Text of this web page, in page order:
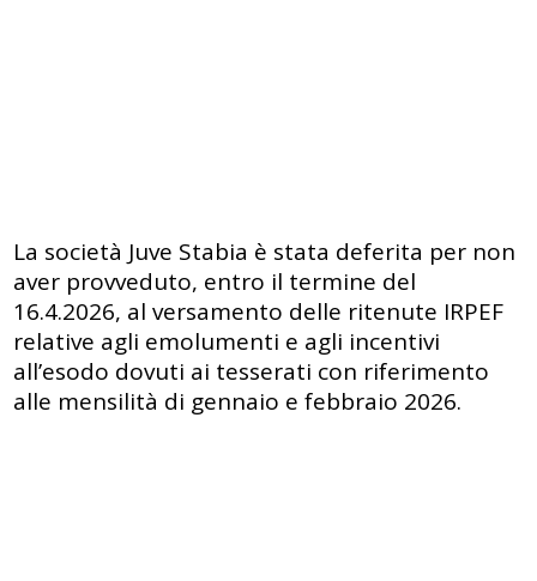
La società Juve Stabia è stata deferita per non
aver provveduto, entro il termine del
16.4.2026, al versamento delle ritenute IRPEF
relative agli emolumenti e agli incentivi
all’esodo dovuti ai tesserati con riferimento
alle mensilità di gennaio e febbraio 2026.